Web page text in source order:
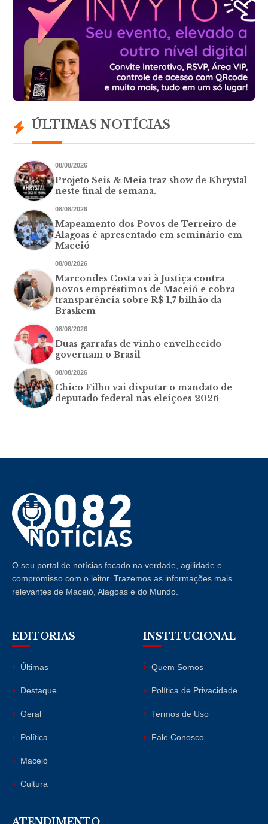
ÚLTIMAS NOTÍCIAS
08/08/2026
Projeto Seis & Meia traz show de Khrystal
neste final de semana.
08/08/2026
Mapeamento dos Povos de Terreiro de
Alagoas é apresentado em seminário em
Maceió
08/08/2026
Marcondes Costa vai à Justiça contra
novos empréstimos de Maceió e cobra
transparência sobre R$ 1,7 bilhão da
Braskem
08/08/2026
Duas garrafas de vinho envelhecido
governam o Brasil
08/08/2026
Chico Filho vai disputar o mandato de
deputado federal nas eleições 2026
O seu portal de notícias focado na verdade, agilidade e
compromisso com o leitor. Trazemos as informações mais
relevantes de Maceió, Alagoas e do Mundo.
EDITORIAS
Últimas
Destaque
Geral
Política
Maceió
Cultura
INSTITUCIONAL
Quem Somos
Política de Privacidade
Termos de Uso
Fale Conosco
ATENDIMENTO